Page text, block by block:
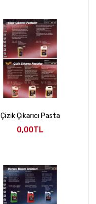
Çizik Çıkarıcı Pasta
0,00TL